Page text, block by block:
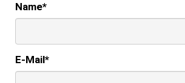
Name*
E-Mail*